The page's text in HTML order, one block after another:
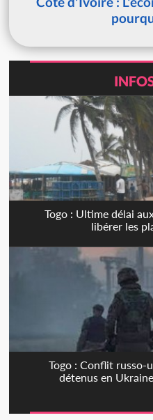
Togo : Ultime délai
libérer les
Togo : Conflit russo-
détenus en